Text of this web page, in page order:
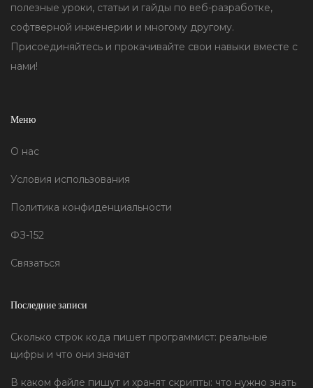
полезные уроки, статьи и гайды по веб-разработке,
софтверной инженерии и многому другому.
Присоединяйтесь и прокачивайте свои навыки вместе с
нами!
Меню
О нас
Условия использования
Политика конфиденциальности
ФЗ-152
Связаться
Последние записи
Сколько строк кода пишет программист: реальные
цифры и что они значат
В каком файле пишут и хранят скрипты: что нужно знать